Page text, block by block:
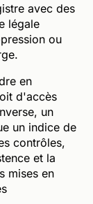
avec des
légale
ou
en
d'accès
un
un indice de
contrôles,
et la
mises en